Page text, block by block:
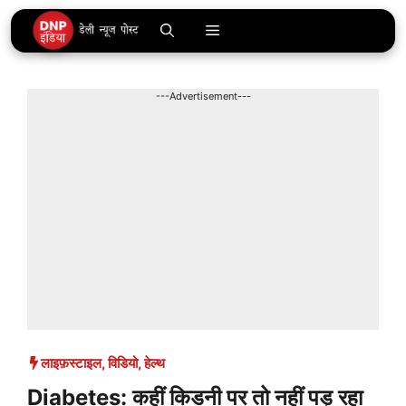
Skip
to
content
Menu
---Advertisement---
लाइफ़स्टाइल,विडियो,हेल्थ
Diabetes: कहीं किडनी पर तो नहीं पड़ रहा